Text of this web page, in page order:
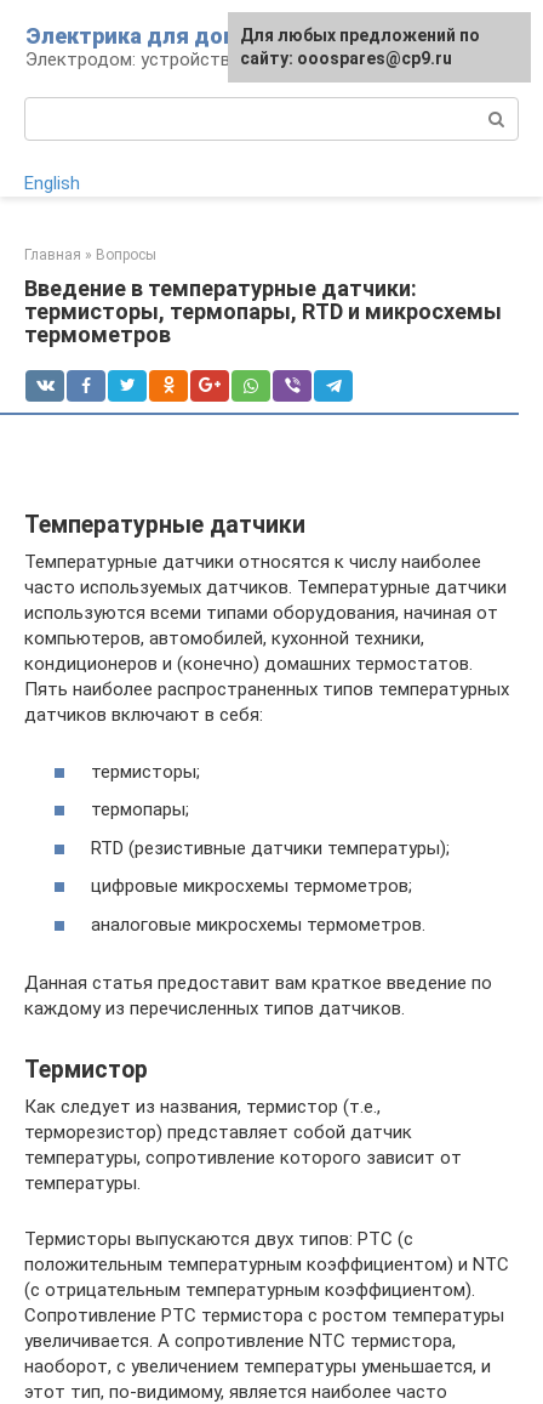
контенту
Электрика для дома
Электродом: устройства, кабели, ремонт
English
Главная » Вопросы
Введение в температурные датчики:
термисторы, термопары, RTD и микросхемы
термометров
Температурные датчики
Температурные датчики относятся к числу наиболее
часто используемых датчиков. Температурные датчики
используются всеми типами оборудования, начиная от
компьютеров, автомобилей, кухонной техники,
кондиционеров и (конечно) домашних термостатов.
Пять наиболее распространенных типов температурных
датчиков включают в себя:
термисторы;
термопары;
RTD (резистивные датчики температуры);
цифровые микросхемы термометров;
аналоговые микросхемы термометров.
Данная статья предоставит вам краткое введение по
каждому из перечисленных типов датчиков.
Термистор
Как следует из названия, термистор (т.е.,
терморезистор) представляет собой датчик
температуры, сопротивление которого зависит от
температуры.
Термисторы выпускаются двух типов: PTC (с
положительным температурным коэффициентом) и NTC
(с отрицательным температурным коэффициентом).
Сопротивление PTC термистора с ростом температуры
увеличивается. А сопротивление NTC термистора,
наоборот, с увеличением температуры уменьшается, и
этот тип, по-видимому, является наиболее часто
Для любых предложений по
сайту: ooospares@cp9.ru